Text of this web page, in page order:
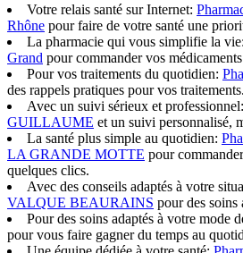
Votre relais santé sur Internet:
Rhône pour faire de votre santé une
La pharmacie qui vous simplifie la vie:
Grand pour commander vos
Pour vos traitements du quotidien:
des rappels pratiques pour vos traitements.
Avec un suivi sérieux et professionnel:
GUILLAUME et un suivi personnalisé,
La santé plus simple au quotidien:
LA GRANDE MOTTE pour
quelques clics.
Avec des conseils adaptés à votre
VALQUE BEAURAINS pour des soins
Pour des soins adaptés à votre mode
pour vous faire gagner du temps au